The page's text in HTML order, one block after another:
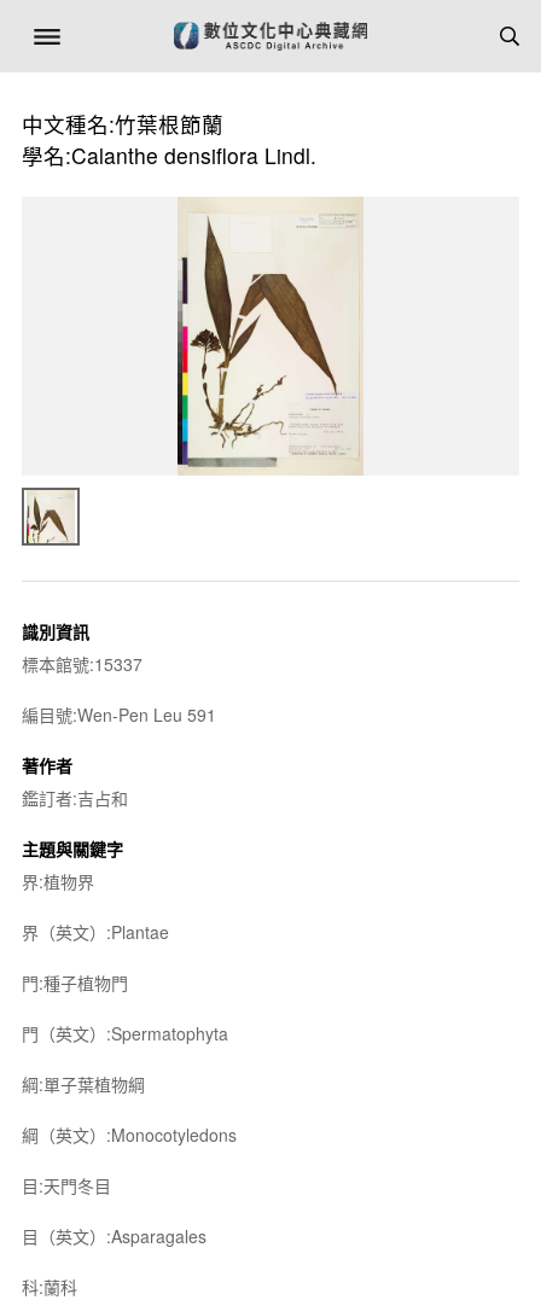
中文種名:竹葉根節蘭
學名:Calanthe densiflora Lindl.
識別資訊
標本館號:15337
編目號:Wen-Pen Leu 591
著作者
鑑訂者:吉占和
主題與關鍵字
界:植物界
界（英文）:Plantae
門:種子植物門
門（英文）:Spermatophyta
綱:單子葉植物綱
綱（英文）:Monocotyledons
目:天門冬目
目（英文）:Asparagales
科:蘭科